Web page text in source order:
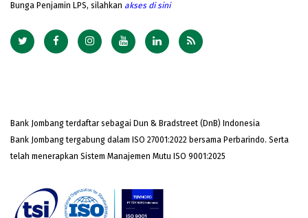
Bunga Penjamin LPS, silahkan akses di sini
Bank Jombang terdaftar sebagai Dun & Bradstreet (DnB) Indonesia
Bank Jombang tergabung dalam ISO 27001:2022 bersama Perbarindo. Serta
telah menerapkan Sistem Manajemen Mutu ISO 9001:2025